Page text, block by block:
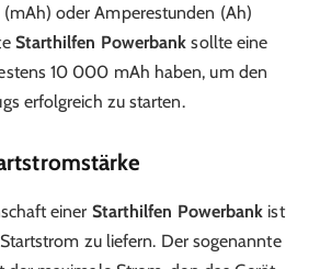
oder Amperestunden (Ah)
Starthilfen Powerbank sollte eine
10 000 mAh haben, um den
erfolgreich zu starten.
einer Starthilfen Powerbank ist
zu liefern. Der sogenannte